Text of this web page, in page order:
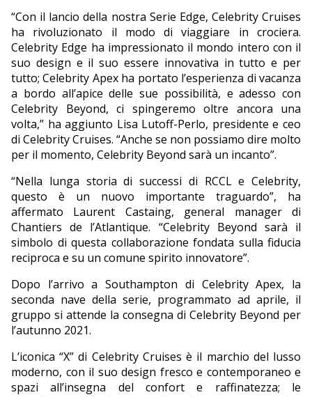
“Con il lancio della nostra Serie Edge, Celebrity Cruises
ha rivoluzionato il modo di viaggiare in crociera.
Celebrity Edge ha impressionato il mondo intero con il
suo design e il suo essere innovativa in tutto e per
tutto; Celebrity Apex ha portato l’esperienza di vacanza
a bordo all’apice delle sue possibilità, e adesso con
Celebrity Beyond, ci spingeremo oltre ancora una
volta,” ha aggiunto Lisa Lutoff-Perlo, presidente e ceo
di Celebrity Cruises. “Anche se non possiamo dire molto
per il momento, Celebrity Beyond sarà un incanto”.
“Nella lunga storia di successi di RCCL e Celebrity,
questo è un nuovo importante traguardo”, ha
affermato Laurent Castaing, general manager di
Chantiers de l’Atlantique. “Celebrity Beyond sarà il
simbolo di questa collaborazione fondata sulla fiducia
reciproca e su un comune spirito innovatore”.
Dopo l’arrivo a Southampton di Celebrity Apex, la
seconda nave della serie, programmato ad aprile, il
gruppo si attende la consegna di Celebrity Beyond per
l’autunno 2021.
L’iconica “X” di Celebrity Cruises è il marchio del lusso
moderno, con il suo design fresco e contemporaneo e
spazi all’insegna del confort e raffinatezza; le